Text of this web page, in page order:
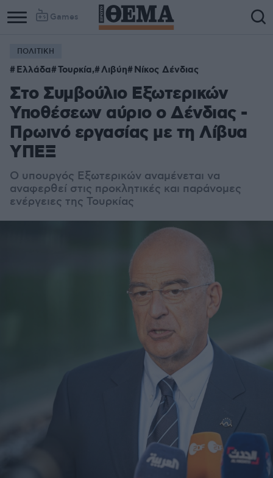
Games
ΠΟΛΙΤΙΚΗ
Ελλάδα Τουρκία, Λιβύη Νίκος Δένδιας
Στο Συμβούλιο Εξωτερικών
Υποθέσεων αύριο ο Δένδιας -
Πρωινό εργασίας με τη Λίβυα
ΥΠΕΞ
Ο υπουργός Εξωτερικών αναμένεται να
αναφερθεί στις προκλητικές και παράνομες
ενέργειες της Τουρκίας